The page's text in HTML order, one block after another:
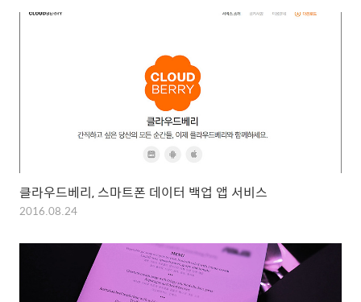
클라우드베리, 스마트폰 데이터 백업 앱 서비스
2016.08.24